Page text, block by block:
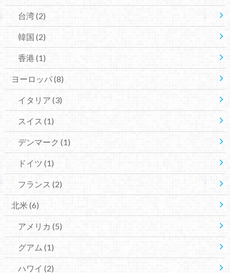
台湾(2)
韓国 (2)
香港 (1)
ヨーロッパ(8)
イタリア (3)
スイス (1)
デンマーク (1)
ドイツ (1)
フランス (2)
北米 (6)
アメリカ (5)
グアム (1)
ハワイ (2)